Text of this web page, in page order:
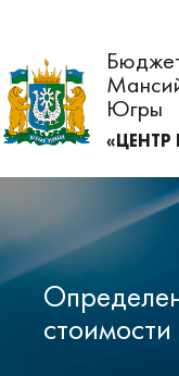
Югры
стоимости